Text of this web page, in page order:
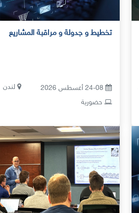
تخطيط و جدولة و مراقبة المشاريع
24-08 أغسطس 2026
لندن
حضورية